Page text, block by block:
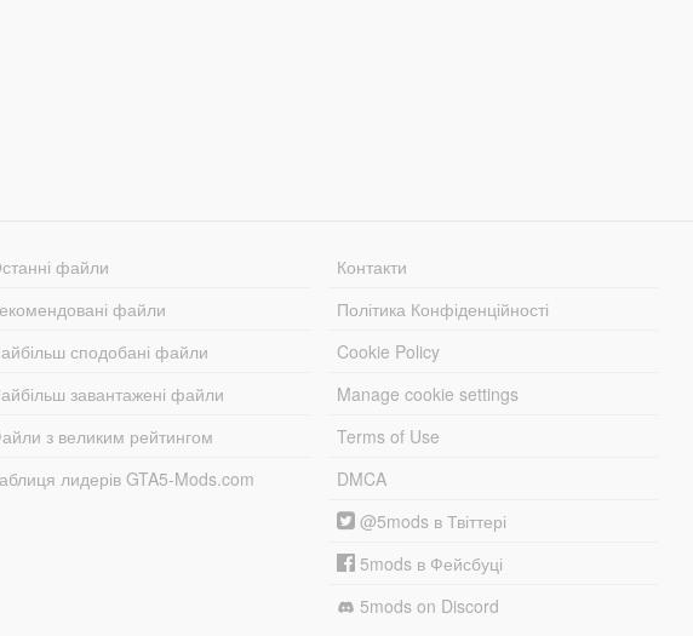
файли
файли
сподобані файли
завантажені файли
з великим рейтингом
лидерів GTA5-Mods.com
Контакти
Політика Конфіденційності
Cookie Policy
Manage cookie settings
Terms of Use
DMCA
@5mods в Твіттері
5mods в Фейсбуці
5mods on Discord